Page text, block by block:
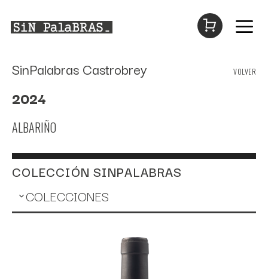
SinPalabras Castrobrey
2024
ALBARIÑO
VOLVER
COLECCIÓN SINPALABRAS
COLECCIONES